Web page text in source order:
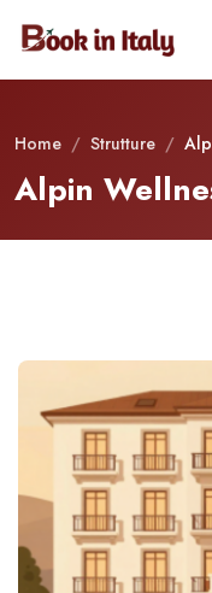
Home / Strutture /
Alpin